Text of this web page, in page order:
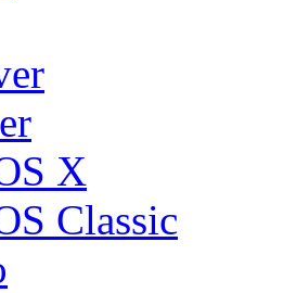
X
Classic